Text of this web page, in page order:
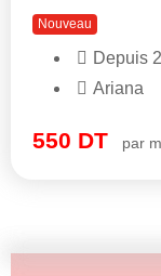
Nouveau
Depuis
Ariana
550 DT par